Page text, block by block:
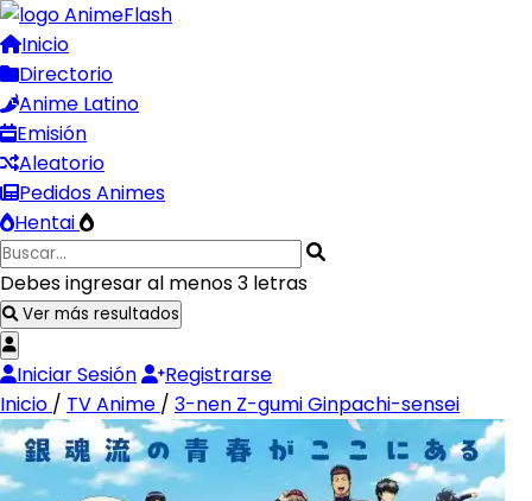
Inicio
Directorio
Anime Latino
Emisión
Aleatorio
Pedidos Animes
Hentai
Debes ingresar al menos 3 letras
Ver más resultados
Iniciar Sesión
Registrarse
Inicio / TV Anime / 3-nen Z-gumi Ginpachi-sensei